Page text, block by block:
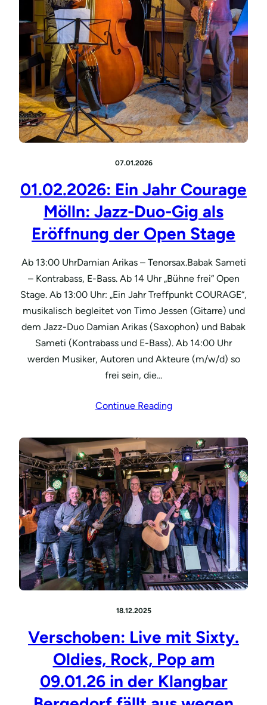
07.01.2026
01.02.2026: Ein Jahr Courage
Mölln: Jazz-Duo-Gig als
Eröffnung der Open Stage
Ab 13:00 UhrDamian Arikas – Tenorsax.Babak Sameti
– Kontrabass, E-Bass. Ab 14 Uhr „Bühne frei“ Open
Stage. Ab 13:00 Uhr: „Ein Jahr Treffpunkt COURAGE“,
musikalisch begleitet von Timo Jessen (Gitarre) und
dem Jazz-Duo Damian Arikas (Saxophon) und Babak
Sameti (Kontrabass und E-Bass). Ab 14:00 Uhr
werden Musiker, Autoren und Akteure (m/w/d) so
frei sein, die…
Continue Reading
18.12.2025
Verschoben: Live mit Sixty.
Oldies, Rock, Pop am
09.01.26 in der Klangbar